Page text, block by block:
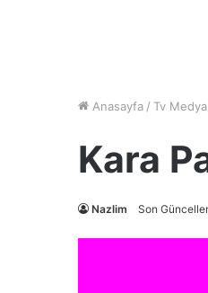
Anasayfa / Tv Medya
Kara
Nazlim Son